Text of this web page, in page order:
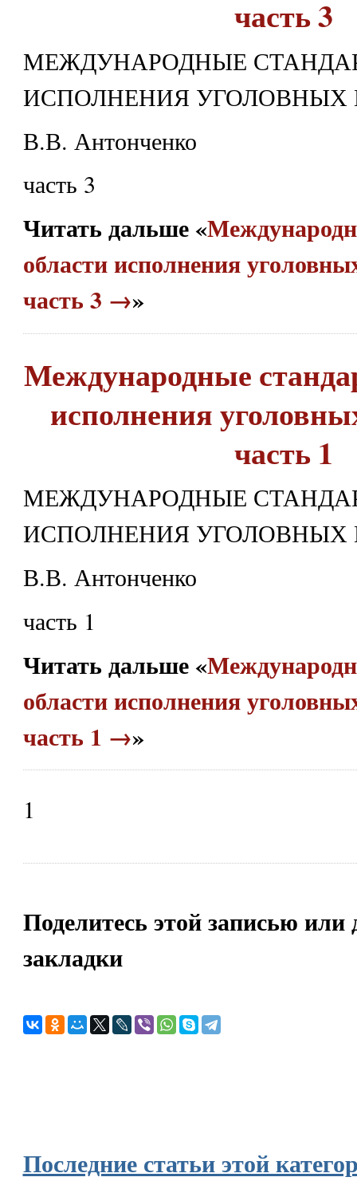
часть 3
МЕЖДУНАРОДНЫЕ
ИСПОЛНЕНИЯ УГОЛОВНЫХ
В.В. Антонченко
часть 3
Читать дальше «
области исполнения
часть 3 →»
Международные
исполнения
часть 1
МЕЖДУНАРОДНЫЕ
ИСПОЛНЕНИЯ УГОЛОВНЫХ
В.В. Антонченко
часть 1
Читать дальше «
области исполнения
часть 1 →»
1
Поделитесь этой записью или
закладки
Последние статьи этой